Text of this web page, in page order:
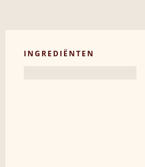
INGREDIËNTEN